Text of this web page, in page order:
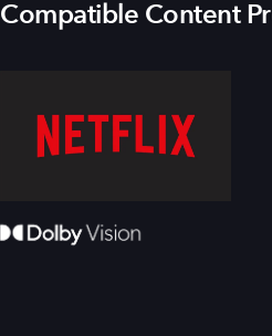
Compatible Content